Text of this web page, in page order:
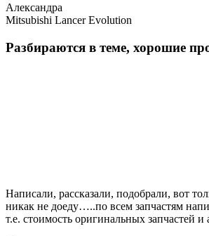
Александра
Mitsubishi Lancer Evolution
Разбираются в теме, хорошие
Написали, рассказали, подобрали, вот
никак не доеду…..по всем запчастям
т.е. стоимость оригинальных запчастей и